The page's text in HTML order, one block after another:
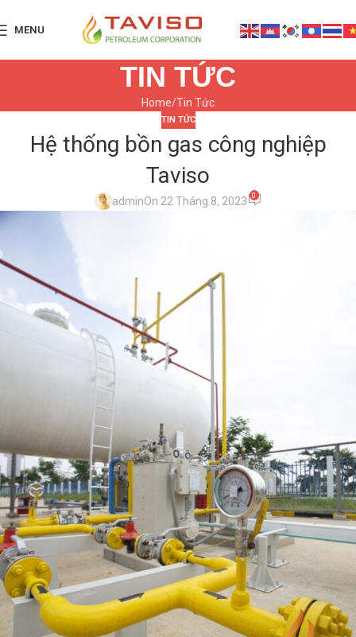
MENU
TIN TỨC
Home Tin Tức
TIN TỨC
Hệ thống bồn gas công nghiệp
Taviso
adminOn 22 Tháng 8, 2023 0